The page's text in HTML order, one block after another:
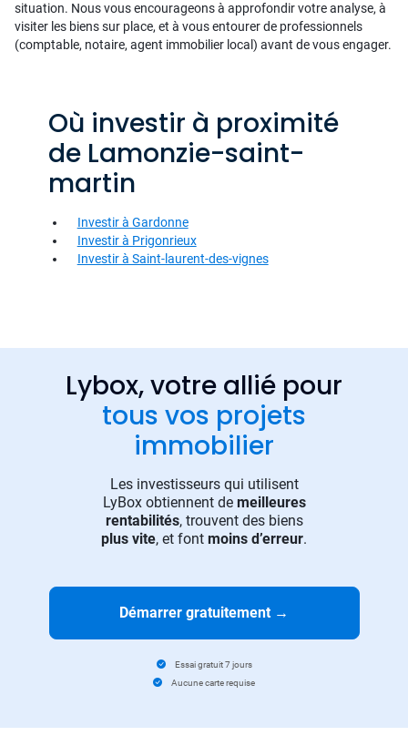
situation. Nous vous encourageons à approfondir votre analyse, à
visiter les biens sur place, et à vous entourer de professionnels
(comptable, notaire, agent immobilier local) avant de vous engager.
Où investir à proximité
de Lamonzie-saint-
martin
Investir à Gardonne
Investir à Prigonrieux
Investir à Saint-laurent-des-vignes
Lybox, votre allié pour
tous vos projets
immobilier
Les investisseurs qui utilisent
LyBox obtiennent de meilleures
rentabilités, trouvent des biens
plus vite, et font moins d’erreur.
Démarrer gratuitement →
Essai gratuit 7 jours
Aucune carte requise